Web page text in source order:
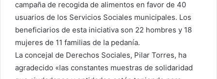
campaña de recogida de alimentos en favor de 40
usuarios de los Servicios Sociales municipales. Los
beneficiarios de esta iniciativa son 22 hombres y 18
mujeres de 11 familias de la pedanía.
La concejal de Derechos Sociales, Pilar Torres, ha
agradecido «las constantes muestras de solidaridad